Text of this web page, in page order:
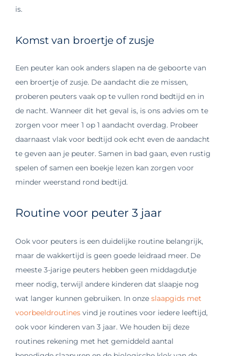
is.
Komst van broertje of zusje
Een peuter kan ook anders slapen na de geboorte van
een broertje of zusje. De aandacht die ze missen,
proberen peuters vaak op te vullen rond bedtijd en in
de nacht. Wanneer dit het geval is, is ons advies om te
zorgen voor meer 1 op 1 aandacht overdag. Probeer
daarnaast vlak voor bedtijd ook echt even de aandacht
te geven aan je peuter. Samen in bad gaan, even rustig
spelen of samen een boekje lezen kan zorgen voor
minder weerstand rond bedtijd.
Routine voor peuter 3 jaar
Ook voor peuters is een duidelijke routine belangrijk,
maar de wakkertijd is geen goede leidraad meer. De
meeste 3-jarige peuters hebben geen middagdutje
meer nodig, terwijl andere kinderen dat slaapje nog
wat langer kunnen gebruiken. In onze slaapgids met
voorbeeldroutines vind je routines voor iedere leeftijd,
ook voor kinderen van 3 jaar. We houden bij deze
routines rekening met het gemiddeld aantal